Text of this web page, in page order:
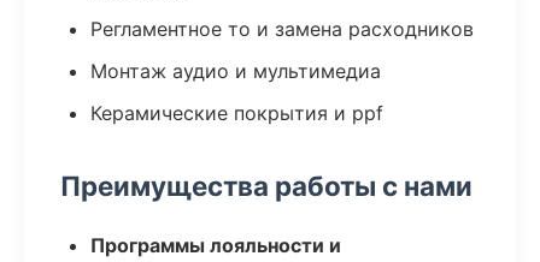
Регламентное то и замена расходников
Монтаж аудио и мультимедиа
Керамические покрытия и ppf
Преимущества работы с нами
Программы лояльности и